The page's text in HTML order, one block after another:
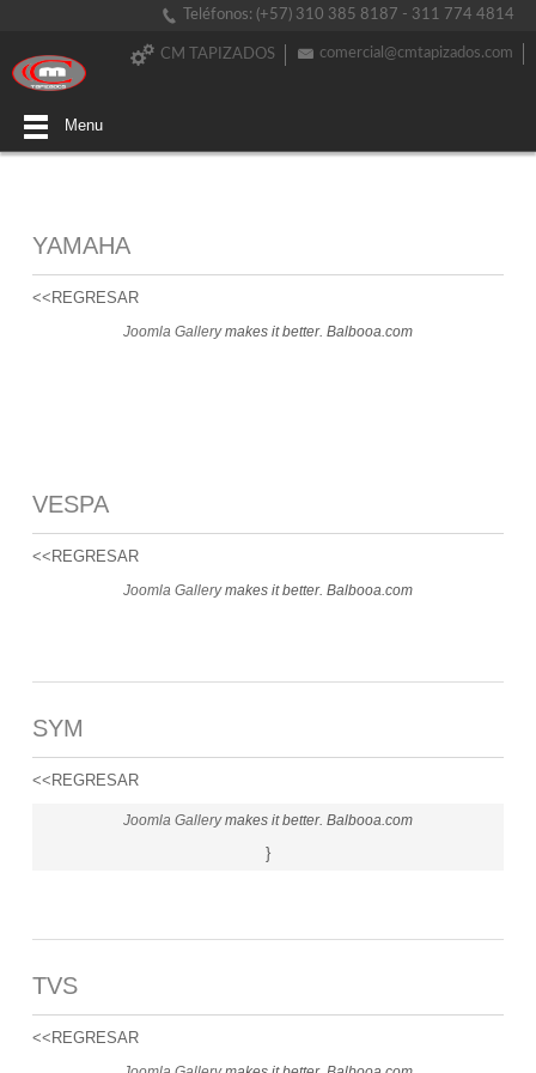
Teléfonos: (+57) 310 385 8187 - 311 774 4814
comercial@cmtapizados.com
CM TAPIZADOS
Menu
YAMAHA
<<REGRESAR
Joomla Gallerymakes it better. Balbooa.com
VESPA
<<REGRESAR
Joomla Gallerymakes it better. Balbooa.com
SYM
<<REGRESAR
Joomla Gallerymakes it better. Balbooa.com
}
TVS
<<REGRESAR